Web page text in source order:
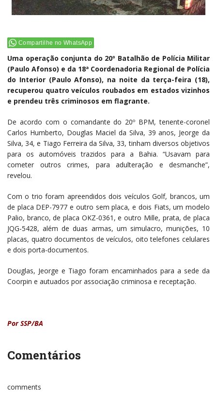
Compartilhe no WhatsApp
Uma operação conjunta do 20º Batalhão de Polícia Militar
(Paulo Afonso) e da 18ª Coordenadoria Regional de Polícia
do Interior (Paulo Afonso), na noite da terça-feira (18),
recuperou quatro veículos roubados em estados vizinhos
e prendeu três criminosos em flagrante.
De acordo com o comandante do 20º BPM, tenente-coronel
Carlos Humberto, Douglas Maciel da Silva, 39 anos, Jeorge da
Silva, 34, e Tiago Ferreira da Silva, 33, tinham diversos objetivos
para os automóveis trazidos para a Bahia. “Usavam para
cometer outros crimes, para adulteração e desmanche”,
revelou.
Com o trio foram apreendidos dois veículos Golf, brancos, um
de placa DEP-7977 e outro sem placa, e dois Fiats, um modelo
Palio, branco, de placa OKZ-0361, e outro Mille, prata, de placa
JQG-5428, além de duas armas, um simulacro, munições, 10
placas, quatro documentos de veículos, oito telefones celulares
e dois porta-documentos.
Douglas, Jeorge e Tiago foram encaminhados para a sede da
Coorpin e autuados por associação criminosa e receptação.
Por SSP/BA
Comentários
comments